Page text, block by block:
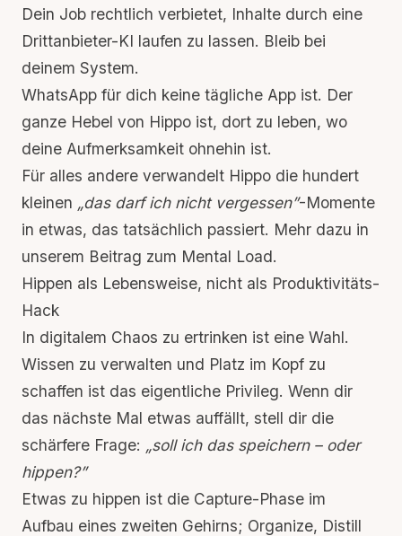
Dein Job rechtlich verbietet, Inhalte durch eine
Drittanbieter-KI laufen zu lassen. Bleib bei
deinem System.
WhatsApp für dich keine tägliche App ist. Der
ganze Hebel von Hippo ist, dort zu leben, wo
deine Aufmerksamkeit ohnehin ist.
Für alles andere verwandelt Hippo die hundert
kleinen „das darf ich nicht vergessen”-Momente
in etwas, das tatsächlich passiert. Mehr dazu in
unserem Beitrag zum Mental Load.
Hippen als Lebensweise, nicht als Produktivitäts-
Hack
In digitalem Chaos zu ertrinken ist eine Wahl.
Wissen zu verwalten und Platz im Kopf zu
schaffen ist das eigentliche Privileg. Wenn dir
das nächste Mal etwas auffällt, stell dir die
schärfere Frage: „soll ich das speichern – oder
hippen?”
Etwas zu hippen ist die Capture-Phase im
Aufbau eines zweiten Gehirns; Organize, Distill